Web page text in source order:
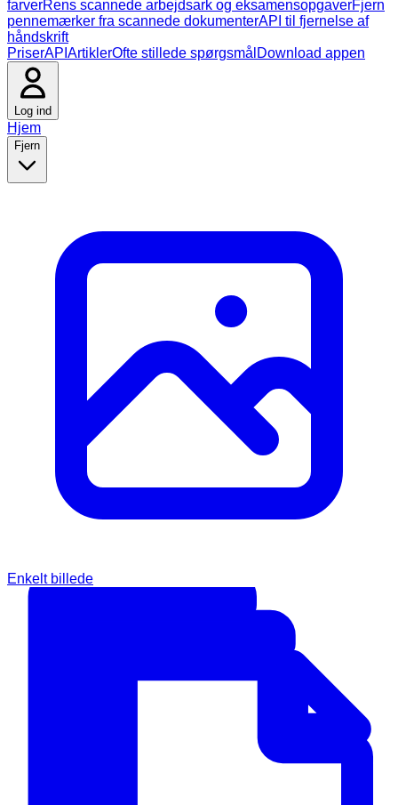
farverRens scannede arbejdsark og eksamensopgaverFjern
pennemærker fra scannede dokumenterAPI til fjernelse af
håndskrift
PriserAPI ArtiklerOfte stillede spørgsmål Download appen
Log ind
Hjem
Fjern
Enkelt billede